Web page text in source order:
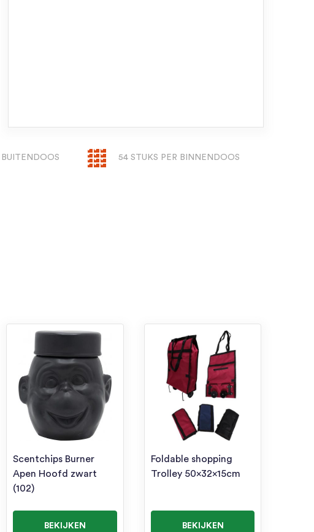
54 STUKS PER BINNENDOOS
Scentchips Burner
Apen Hoofd zwart
(102)
BEKIJKEN
Foldable shopping
Trolley 50x32x15cm
BEKIJKEN